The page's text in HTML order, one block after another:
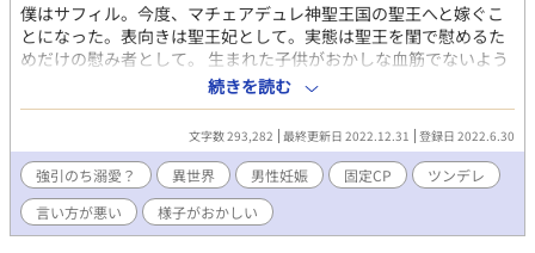
僕はサフィル。今度、マチェアデュレ神聖王国の聖王へと嫁ぐこ
とになった。表向きは聖王妃として。実態は聖王を閨で慰めるた
めだけの慰み者として。 生まれた子供がおかしな血筋でないよう
にと、一応は大国王家の血を継ぐ僕が選ばれたのだそうだ。 僕の
価値って体だけ？ と、誤解してもおかしくないぐらいに事前に
色々聞かされて嫁いで来たのに、僕の伴侶となった国王は、初め
からなんだか様子がおかしくて……。 「なぜ僕を、これほど大切
にしてくださるのです？」 訊ねた僕に彼は応えた。 「初夜が……
めちゃめちゃ気持ちよかったんだよっ！ 君最高！ それじゃダメか
な？！」 それは大変に明け透けで、きっと嘘偽りない返答だっ
た……――。 子供を生むこと前提で性奴隷的な役割として嫁ぎに
続きを読む
文字数 293,282 最終更新日 2022.12.31 登録日 2022.6.30
強引のち溺愛？ 異世界 男性妊娠 固定CP
ツンデレ
言い方が悪い
様子がおかしい